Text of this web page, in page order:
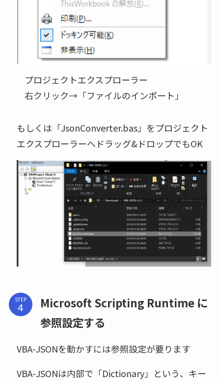
プロジェクトエクスプローラー
右クリック→「ファイルのインポート」
もしくは「JsonConverter.bas」をプロジェクト
エクスプローラーへドラッグ&ドロップでもOK
STEP
Microsoft Scripting Runtime に
参照設定する
VBA-JSONを動かすには参照設定が要ります
VBA-JSONは内部で「Dictionary」という、キー